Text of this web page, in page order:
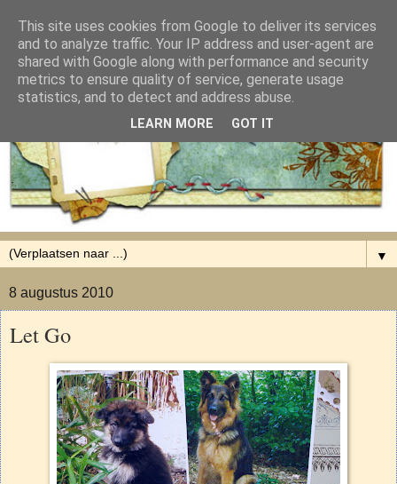
▼
8 augustus 2010
Let Go
This site uses cookies from Google to deliver its services
and to analyze traffic. Your IP address and user-agent are
shared with Google along with performance and security
metrics to ensure quality of service, generate usage
statistics, and to detect and address abuse.
LEARN MORE GOT IT